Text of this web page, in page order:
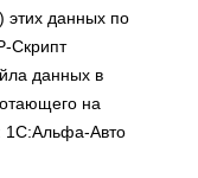
этих данных по
Скрипт
данных в
на
1С:Альфа-Авто